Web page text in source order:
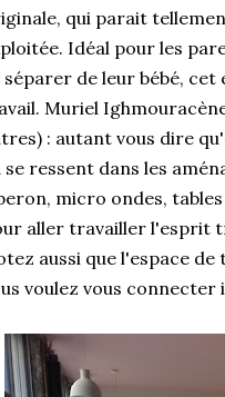
qui parait
Idéal pour les
séparer de leur bébé, cet
Muriel
: autant vous dire
se ressent dans les
micro ondes,
aller travailler l'esprit
aussi que l'espace de
voulez vous